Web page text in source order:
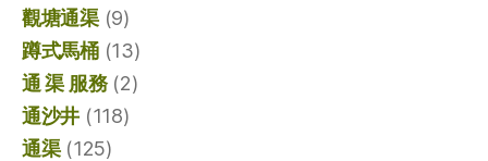
觀塘通渠(9)
蹲式馬桶(13)
通 渠 服務(2)
通沙井 (118)
通渠(125)